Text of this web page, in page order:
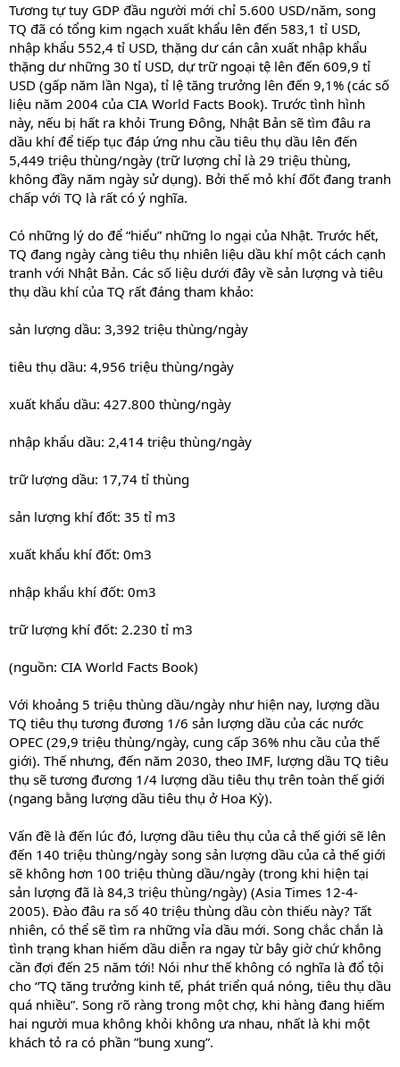
Tương tự tuy GDP đầu người mới chỉ 5.600 USD/năm, song
TQ đã có tổng kim ngạch xuất khẩu lên đến 583,1 tỉ USD,
nhập khẩu 552,4 tỉ USD, thặng dư cán cân xuất nhập khẩu
thặng dư những 30 tỉ USD, dự trữ ngoại tệ lên đến 609,9 tỉ
USD (gấp năm lần Nga), tỉ lệ tăng trưởng lên đến 9,1% (các số
liệu năm 2004 của CIA World Facts Book). Trước tình hình
này, nếu bị hất ra khỏi Trung Đông, Nhật Bản sẽ tìm đâu ra
dầu khí để tiếp tục đáp ứng nhu cầu tiêu thụ dầu lên đến
5,449 triệu thùng/ngày (trữ lượng chỉ là 29 triệu thùng,
không đầy năm ngày sử dụng). Bởi thế mỏ khí đốt đang tranh
chấp với TQ là rất có ý nghĩa.
Có những lý do để “hiểu” những lo ngại của Nhật. Trước hết,
TQ đang ngày càng tiêu thụ nhiên liệu dầu khí một cách cạnh
tranh với Nhật Bản. Các số liệu dưới đây về sản lượng và tiêu
thụ dầu khí của TQ rất đáng tham khảo:
sản lượng dầu: 3,392 triệu thùng/ngày
tiêu thụ dầu: 4,956 triệu thùng/ngày
xuất khẩu dầu: 427.800 thùng/ngày
nhập khẩu dầu: 2,414 triệu thùng/ngày
trữ lượng dầu: 17,74 tỉ thùng
sản lượng khí đốt: 35 tỉ m3
xuất khẩu khí đốt: 0m3
nhập khẩu khí đốt: 0m3
trữ lượng khí đốt: 2.230 tỉ m3
(nguồn: CIA World Facts Book)
Với khoảng 5 triệu thùng dầu/ngày như hiện nay, lượng dầu
TQ tiêu thụ tương đương 1/6 sản lượng dầu của các nước
OPEC (29,9 triệu thùng/ngày, cung cấp 36% nhu cầu của thế
giới). Thế nhưng, đến năm 2030, theo IMF, lượng dầu TQ tiêu
thụ sẽ tương đương 1/4 lượng dầu tiêu thụ trên toàn thế giới
(ngang bằng lượng dầu tiêu thụ ở Hoa Kỳ).
Vấn đề là đến lúc đó, lượng dầu tiêu thụ của cả thế giới sẽ lên
đến 140 triệu thùng/ngày song sản lượng dầu của cả thế giới
sẽ không hơn 100 triệu thùng dầu/ngày (trong khi hiện tại
sản lượng đã là 84,3 triệu thùng/ngày) (Asia Times 12-4-
2005). Đào đâu ra số 40 triệu thùng dầu còn thiếu này? Tất
nhiên, có thể sẽ tìm ra những vỉa dầu mới. Song chắc chắn là
tình trạng khan hiếm dầu diễn ra ngay từ bây giờ chứ không
cần đợi đến 25 năm tới! Nói như thế không có nghĩa là đổ tội
cho “TQ tăng trưởng kinh tế, phát triển quá nóng, tiêu thụ dầu
quá nhiều”. Song rõ ràng trong một chợ, khi hàng đang hiếm
hai người mua không khỏi không ưa nhau, nhất là khi một
khách tỏ ra có phần ”bung xung”.